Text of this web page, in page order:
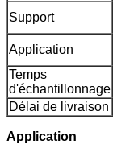
Support
Application
Temps
d'échantillonnage
Délai de livraison
Application